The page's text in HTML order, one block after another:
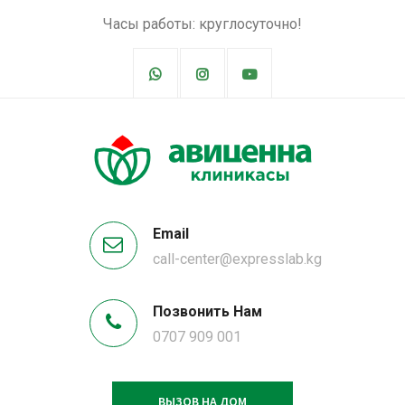
Часы работы: круглосуточно!
Email
call-center@expresslab.kg
Позвонить Нам
0707 909 001
ВЫЗОВ НА ДОМ